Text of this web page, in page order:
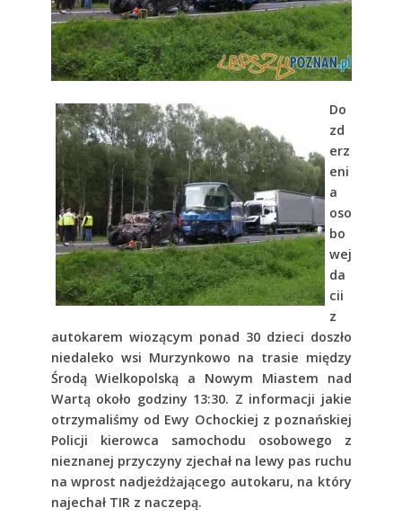
Do
zd
erz
eni
a
oso
bo
wej
da
cii
z
autokarem wiozącym ponad 30 dzieci doszło
niedaleko wsi Murzynkowo na trasie między
Środą Wielkopolską a Nowym Miastem nad
Wartą około godziny 13:30. Z informacji jakie
otrzymaliśmy od Ewy Ochockiej z poznańskiej
Policji kierowca samochodu osobowego z
nieznanej przyczyny zjechał na lewy pas ruchu
na wprost nadjeżdżającego autokaru, na który
najechał TIR z naczepą.